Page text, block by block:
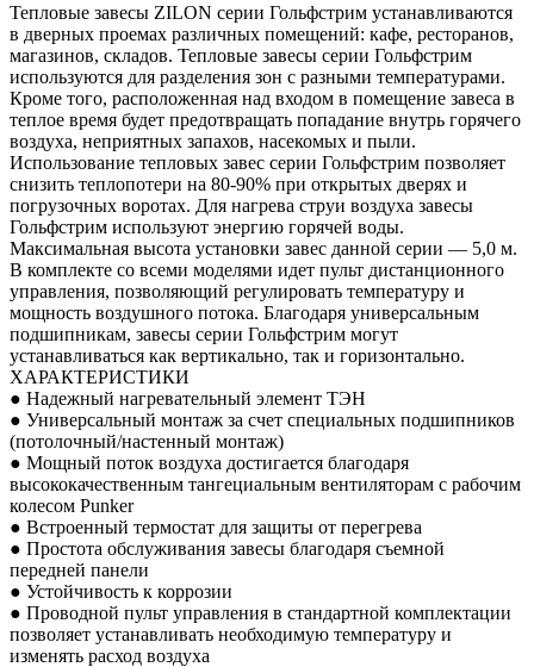
Тепловые завесы ZILON серии Гольфстрим устанавливаются
в дверных проемах различных помещений: кафе, ресторанов,
магазинов, складов. Тепловые завесы серии Гольфстрим
используются для разделения зон с разными температурами.
Кроме того, расположенная над входом в помещение завеса в
теплое время будет предотвращать попадание внутрь горячего
воздуха, неприятных запахов, насекомых и пыли.
Использование тепловых завес серии Гольфстрим позволяет
снизить теплопотери на 80-90% при открытых дверях и
погрузочных воротах. Для нагрева струи воздуха завесы
Гольфстрим используют энергию горячей воды.
Максимальная высота установки завес данной серии — 5,0 м.
В комплекте со всеми моделями идет пульт дистанционного
управления, позволяющий регулировать температуру и
мощность воздушного потока. Благодаря универсальным
подшипникам, завесы серии Гольфстрим могут
устанавливаться как вертикально, так и горизонтально.
ХАРАКТЕРИСТИКИ
● Надежный нагревательный элемент ТЭН
● Универсальный монтаж за счет специальных подшипников
(потолочный/настенный монтаж)
● Мощный поток воздуха достигается благодаря
высококачественным тангециальным вентиляторам с рабочим
колесом Punker
● Встроенный термостат для защиты от перегрева
● Простота обслуживания завесы благодаря съемной
передней панели
● Устойчивость к коррозии
● Проводной пульт управления в стандартной комплектации
позволяет устанавливать необходимую температуру и
изменять расход воздуха